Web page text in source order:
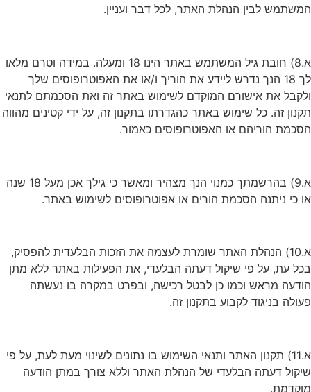
לבין הנהלת האתר, לכל דבר ועניין.
א.8) חובת גיל המשתמש באתר הינו 18 ומעלה. במידה וטרם מלאו
לך 18 הנך נדרש ליידע את הוריך ו/או את האפוטרופוסים שלך
את אישורם המוקדם לשימוש באתר זה ואת הסכמתם לתנאי
זה. כל שימוש באתר כהגדרתו בתקנון זה, על ידי קטינים מהווה
הוריהם או האפוטרופוסים כאמור.
א.9) בהרשמתך כמנוי הנך מצהיר ומאשר כי גילך אכן מעל 18 שנה
כי ניתנה הסכמת הורים או אפוטרופוסים לשימוש באתר.
א.10) הנהלת האתר שומרת לעצמה את הזכות הבלעדית להפסיק,
עת, על פי שיקול דעתה הבלעדי, את הפעילות באתר ללא מתן
מראש וכמו כן לבטל רכישה, ובפרט במקרה בו נעשתה
בניגוד לקבוע בתקנון זה.
א.11) תקנון האתר ותנאי השימוש בו נתונים לשינוי מעת לעת, על פי
דעתה הבלעדי של הנהלת האתר וללא צורך במתן הודעה